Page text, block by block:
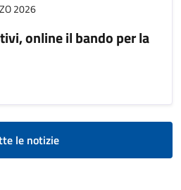
2026
online il bando per la
le notizie